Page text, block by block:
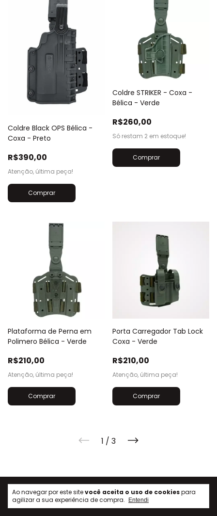
Ao navegar por este sitevocê aceita o uso de cookiespara
agilizar a sua experiência de compra.
Entendi
Coldre Black OPS Bélica -
Coxa - Preto
R$390,00
Atenção, última peça!
Comprar
Coldre STRIKER - Coxa -
Bélica - Verde
R$260,00
Só restam 2 em estoque!
Comprar
Plataforma de Perna em
Polimero Bélica - Verde
R$210,00
Atenção, última peça!
Porta Carregador Tab Lock
Coxa - Verde
R$210,00
Atenção, última peça!
1 / 3